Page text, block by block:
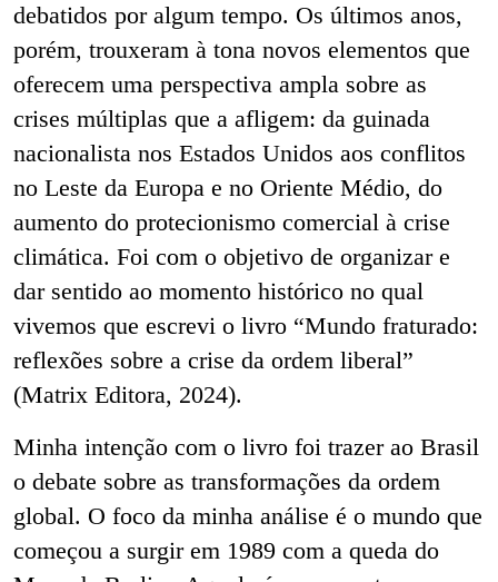
debatidos ​​por algum tempo. Os últimos anos,
porém, trouxeram à tona novos elementos que
oferecem uma perspectiva ampla sobre as
crises múltiplas que a afligem: da guinada
nacionalista nos Estados Unidos aos conflitos
no Leste da Europa e no Oriente Médio, do
aumento do protecionismo comercial à crise
climática. Foi com o objetivo de organizar e
dar sentido ao momento histórico no qual
vivemos que escrevi o livro “Mundo fraturado:
reflexões sobre a crise da ordem liberal”
(Matrix Editora, 2024).
Minha intenção com o livro foi trazer ao Brasil
o debate sobre as transformações da ordem
global. O foco da minha análise é o mundo que
começou a surgir em 1989 com a queda do